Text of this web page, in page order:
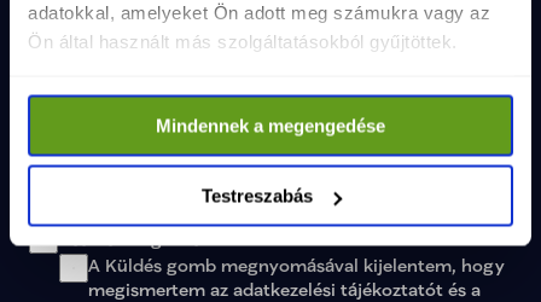
adatokkal, amelyeket Ön adott meg számukra vagy az
Ön által használt más szolgáltatásokból gyűjtöttek.
Mindennek a megengedése
Testreszabás
Közterület neve és jellege
Házszám, emelet, ajtó
A Küldés gomb megnyomásával kijelentem, hogy
megismertem az adatkezelési tájékoztatót és a